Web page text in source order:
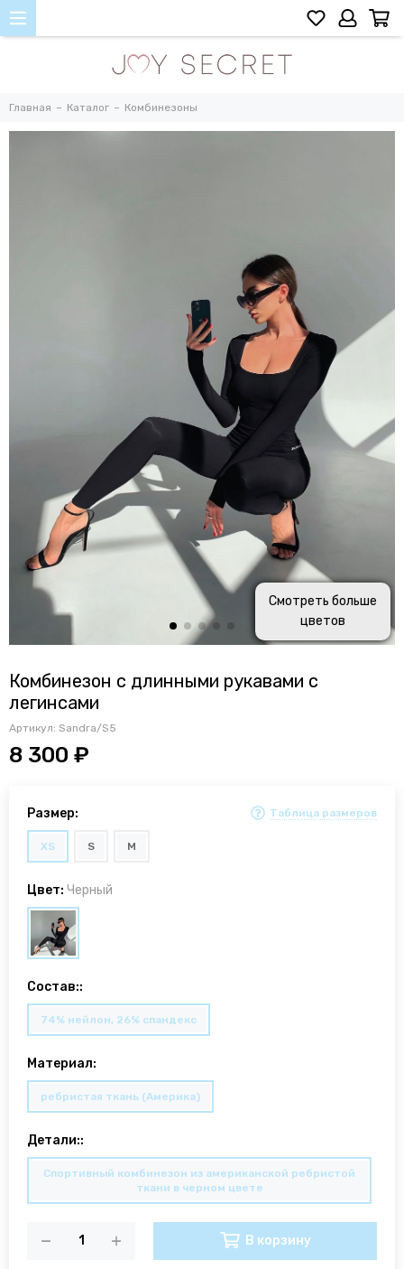
Главная Каталог Комбинезоны
Смотреть больше
цветов
Комбинезон с длинными рукавами с
легинсами
Артикул: Sandra/S5
8 300 ₽
Размер: Таблица размеров
XS S M
Цвет: Черный
Состав::
74% нейлон, 26% спандекс
Материал:
ребристая ткань (Америка)
Детали::
Спортивный комбинезон из американской ребристой
ткани в черном цвете
В корзину